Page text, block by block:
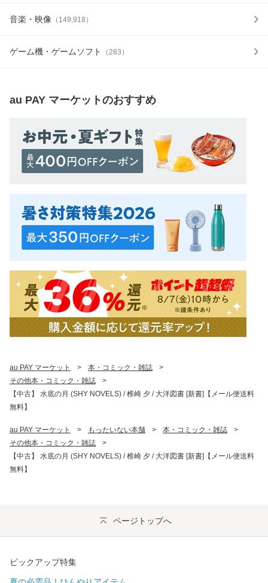
音楽・映像 （ 149,918 ）
ゲーム機・ゲームソフト （283 ）
au PAY マーケットのおすすめ
au PAY マーケット > 本・コミック・雑誌
>
その他本・コミック・雑誌
>
【中古】 水底の月 (SHY NOVELS) / 椎崎 夕 / 大洋図書 [新書]【メール便送料
無料】
au PAY マーケット > もったいない本舗 > 本・コミック・雑誌
>
その他本・コミック・雑誌
>
【中古】 水底の月 (SHY NOVELS) / 椎崎 夕 / 大洋図書 [新書]【メール便送料
無料】
ページトップへ
ピックアップ特集